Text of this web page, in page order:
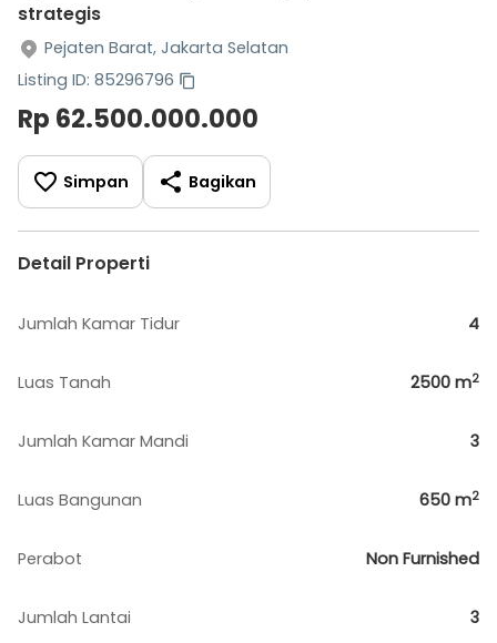
strategis
Pejaten Barat, Jakarta Selatan
Listing ID: 85296796
Rp 62.500.000.000
Simpan Bagikan
Detail Properti
Jumlah Kamar Tidur 4
Luas Tanah 2500 m2
Jumlah Kamar Mandi 3
Luas Bangunan 650 m2
Perabot Non Furnished
Jumlah Lantai 3